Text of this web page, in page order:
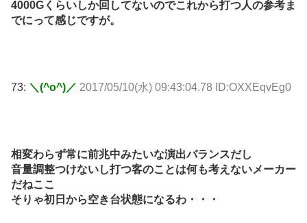
4000Gくらいしか回してないのでこれから打つ人の参考ま
でにって感じですが。
73: ＼(^o^)／ 2017/05/10(水) 09:43:04.78 ID:OXXEqvEg0
相変わらず常に前兆中みたいな演出バランスだし
音量調整つけないし打つ客のことは何も考えないメーカー
だねここ
そりゃ初日から空き台状態になるわ・・・